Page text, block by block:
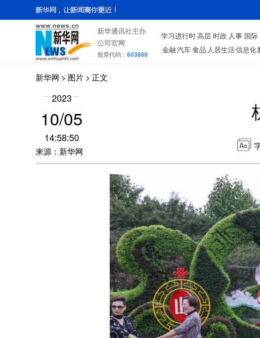
新华通讯社主办
公司官网
股票代码： 603888
学习进行时高层 时政 人事 国际
金融汽车食品 人居生活信息化
新华网 > 图片 > 正文
2023
10/05
14:58:50
来源：新华网